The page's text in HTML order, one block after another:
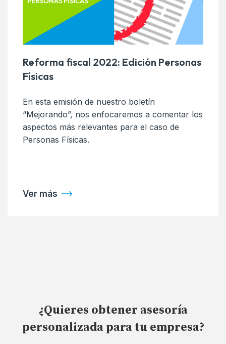
Reforma fiscal 2022: Edición Personas
Físicas
En esta emisión de nuestro boletín
“Mejorando”, nos enfocaremos a comentar los
aspectos más relevantes para el caso de
Personas Físicas.
Ver más
¿Quieres obtener asesoría
personalizada para tu empresa?